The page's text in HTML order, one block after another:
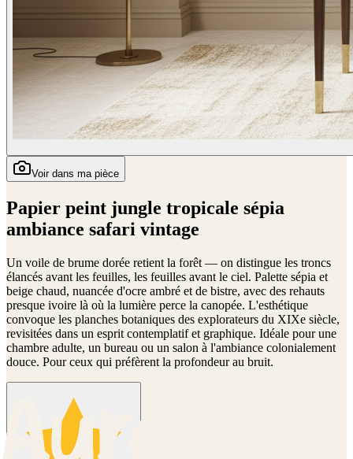
Voir dans ma pièce
Papier peint jungle tropicale sépia
ambiance safari vintage
Un voile de brume dorée retient la forêt — on distingue les troncs
élancés avant les feuilles, les feuilles avant le ciel. Palette sépia et
beige chaud, nuancée d'ocre ambré et de bistre, avec des rehauts
presque ivoire là où la lumière perce la canopée. L'esthétique
convoque les planches botaniques des explorateurs du XIXe siècle,
revisitées dans un esprit contemplatif et graphique. Idéale pour une
chambre adulte, un bureau ou un salon à l'ambiance colonialement
douce. Pour ceux qui préfèrent la profondeur au bruit.